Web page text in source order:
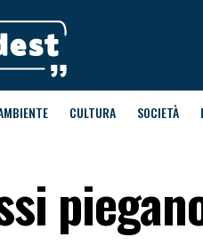
CULTURA SOCIETÀ